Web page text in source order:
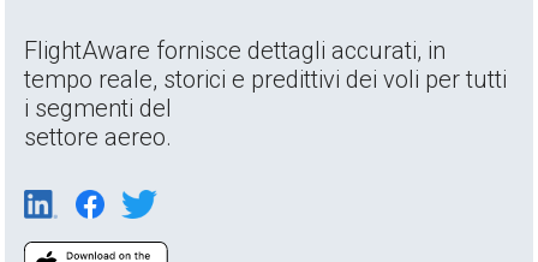
FlightAware fornisce dettagli accurati, in
tempo reale, storici e predittivi dei voli per tutti
i segmenti del
settore aereo.